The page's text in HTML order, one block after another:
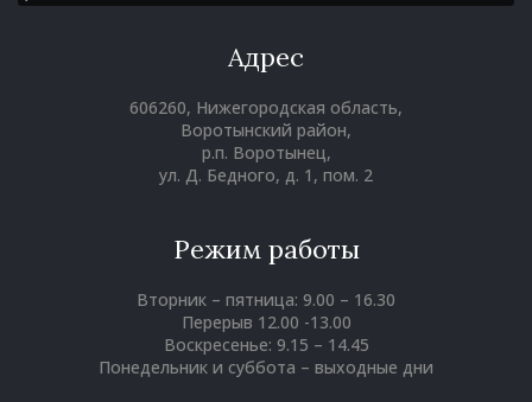
Адрес
606260, Нижегородская область,
Воротынский район,
р.п. Воротынец,
ул. Д. Бедного, д. 1, пом. 2
Режим работы
Вторник – пятница: 9.00 – 16.30
Перерыв 12.00 -13.00
Воскресенье: 9.15 – 14.45
Понедельник и суббота – выходные дни